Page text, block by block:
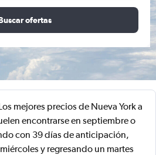
ofertas
mejores precios de Nueva York a
encontrarse en septiembre o
con 39 días de anticipación,
y regresando un martes